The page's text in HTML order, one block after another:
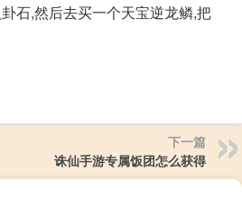
石,然后去买一个天宝逆龙鳞,把
下一篇
诛仙手游专属饭团怎么获得